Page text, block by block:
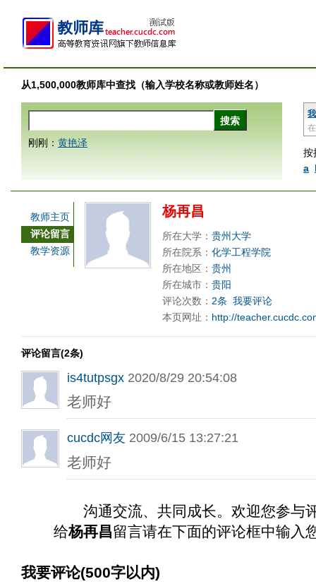
从1,500,000教师库中查找（输入学校名称或教师姓名）
按
a
刚刚： 黄艳泽
教师主页
评论留言
教学资源
杨再昌
所在大学： 贵州大学
所在院系： 化学工程学院
所在地区： 贵州
所在城市： 贵阳
评论次数： 2条 我要评论
本页网址： http://
评论留言(2条)
is4tutpsgx 2020/8/29 20:54:08
老师好
cucdc网友 2009/6/15 13:27:21
老师好
沟通交流、共同成长。欢迎您参与
给杨再昌留言请在下面的评论框中输入
我要评论(500字以内)